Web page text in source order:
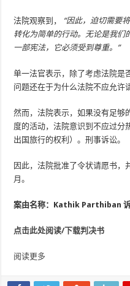
法院观察到， “因此，迫切需要
转化为简单的行动。无论是我们
一部宪法，它必须受到尊重。”
单一法官表示，除了考虑法院是
问题还在于为什么法院不应允许
然而，法院表示，如果没有足够
度的活动，法院意识到不应过分
出国旅行的权利）。刑事诉讼。
因此，法院批准了令状请愿书，
月。
案由名称：Kathik Parthiban
点击此处阅读/下载判决书
阅读更多